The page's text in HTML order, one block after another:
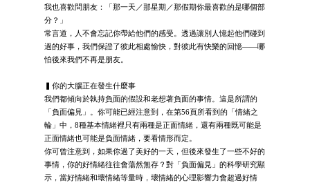
我也喜歡問朋友：「那一天／那星期／那假期你最喜歡的是哪個部
分？」
常言道，人不會忘記你帶給他們的感受。透過讓別人憶起他們碰到
過的好事，我們保證了彼此相處愉快，對彼此有快樂的回憶——哪
怕後來我們不再是朋友。
▍你的大腦正在發生什麼事
我們都傾向於執持負面的假設和老想著負面的事情。這是所謂的
「負面偏見」。你可能已經注意到，在第56頁所看到的「情緒之
輪」中，8種基本情緒裡只有兩種是正面情緒，還有兩種既可能是
正面情緒也可能是負面情緒，要看情形而定。
你可曾注意到，如果你過了美好的一天，但後來發生了一些不好的
事情，你的好情緒往往會蕩然無存？對「負面偏見」的科學研究顯
示，當好情緒和壞情緒等量時，壞情緒的心理影響力會超過好情